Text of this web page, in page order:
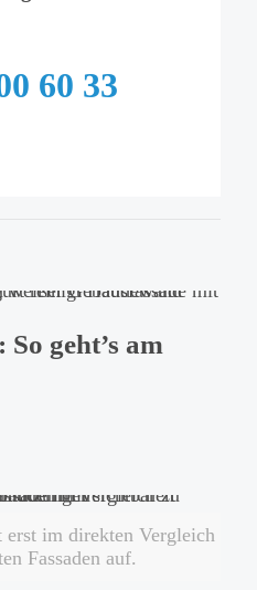
60 33
geht’s am
im direkten Vergleich
Fassaden auf.